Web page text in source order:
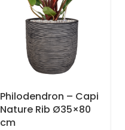
Philodendron – Capi
Nature Rib Ø35×80
cm